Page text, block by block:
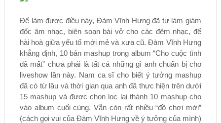
Để làm được điều này, Đàm Vĩnh Hưng đã tự làm giám
đốc âm nhạc, biên soạn bài vở cho các đêm nhạc, để
hài hoà giữa yếu tố mới mẻ và xưa cũ. Đàm Vĩnh Hưng
khẳng định, 10 bản mashup trong album “Cho cuộc tình
đã mất” chưa phải là tất cả những gì anh chuẩn bị cho
liveshow lần này. Nam ca sĩ cho biết ý tưởng mashup
đã có từ lâu và thời gian qua anh đã thực hiện trên dưới
15 mashup và được chọn lọc lại thành 10 mashup cho
vào album cuối cùng. Vẫn còn rất nhiều “đồ chơi mới”
(cách gọi vui của Đàm Vĩnh Hưng về ý tưởng của mình)